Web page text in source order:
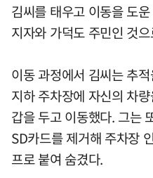
김씨를 태우고 이동을 도
지자와 가덕도 주민인 것
이동 과정에서 김씨는 추
지하 주차장에 자신의 차
갑을 두고 이동했다. 그는
SD카드를 제거해 주차장
프로 붙여 숨겼다.